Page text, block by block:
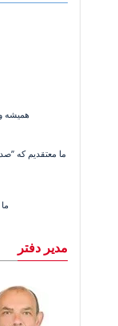
همیشه
ما معتقدیم که
مدیر دفتر